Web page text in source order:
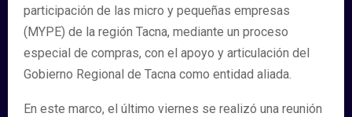
participación de las micro y pequeñas empresas
(MYPE) de la región Tacna, mediante un proceso
especial de compras, con el apoyo y articulación del
Gobierno Regional de Tacna como entidad aliada.
En este marco, el último viernes se realizó una reunión